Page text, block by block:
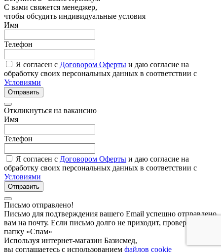
С вами свяжется менеджер,
чтобы обсудить индивидуальные условия
Имя
Телефон
Я согласен с Договором Оферты и даю согласие на
обработку своих персональных данных в соответствии с
Условиями
Отправить
Откликнуться на вакансию
Имя
Телефон
Я согласен с Договором Оферты и даю согласие на
обработку своих персональных данных в соответствии с
Условиями
Отправить
Письмо отправлено!
Письмо для подтверждения вашего Email успешно отправлено
вам на почту. Если письмо долго не приходит, проверьте
папку «Спам»
Используя интернет-магазин Базисмед,
вы соглашаетесь с использованием файлов cookie